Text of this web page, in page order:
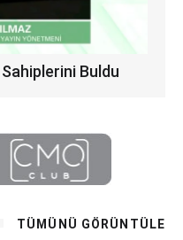
Buldu
TÜMÜNÜ GÖRÜNTÜLE